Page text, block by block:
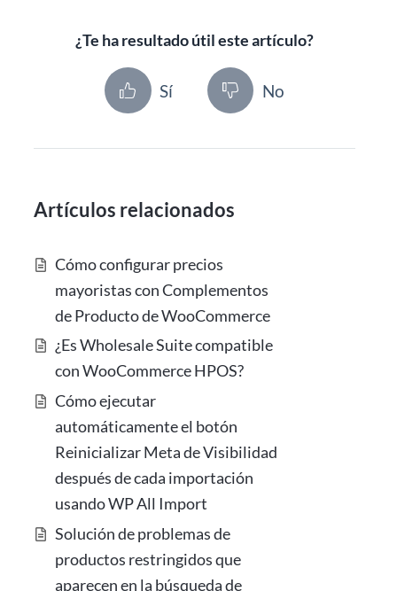
¿Te ha resultado útil este artículo?
Sí No
Artículos relacionados
Cómo configurar precios
mayoristas con Complementos
de Producto de WooCommerce
¿Es Wholesale Suite compatible
con WooCommerce HPOS?
Cómo ejecutar
automáticamente el botón
Reinicializar Meta de Visibilidad
después de cada importación
usando WP All Import
Solución de problemas de
productos restringidos que
aparecen en la búsqueda de